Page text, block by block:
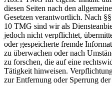
diesen Seiten nach den
Gesetzen verantwortlich. Nach
10 TMG sind wir als
jedoch nicht verpflichtet,
oder gespeicherte fremde
zu überwachen oder nach
zu forschen, die auf eine
Tätigkeit hinweisen.
zur Entfernung oder Sperrung der